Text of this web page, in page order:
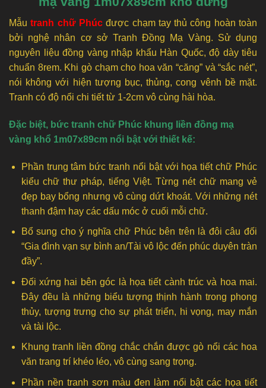
Mẫutranh chữ Phúc được chạm tay thủ công hoàn toàn
bởi nghệ nhân cơ sở Tranh Đồng Mạ Vàng. Sử dụng
nguyên liệu đồng vàng nhập khẩu Hàn Quốc, độ dày tiêu
chuẩn 8rem. Khi gò chạm cho hoa văn “căng” và “sắc nét”,
nói không với hiện tượng bục, thủng, cong vênh bề mặt.
Tranh có độ nổi chi tiết từ 1-2cm vô cùng hài hòa.
Đặc biệt, bức tranh chữ Phúc khung liền đồng mạ
vàng khổ 1m07x89cm nổi bật với thiết kế:
Phần trung tâm bức tranh nổi bật với họa tiết chữ Phúc
kiểu chữ thư pháp, tiếng Việt. Từng nét chữ mang vẻ
đẹp bay bổng nhưng vô cùng dứt khoát. Với những nét
thanh đậm hay các dấu móc ở cuối mỗi chữ.
Bổ sung cho ý nghĩa chữ Phúc bên trên là đôi câu đối
“Gia đình vạn sự bình an/Tài vô lộc đến phúc duyên tràn
đầy”.
Đối xứng hai bên góc là họa tiết cành trúc và hoa mai.
Đây đều là những biểu tượng thịnh hành trong phong
thủy, tượng trưng cho sự phát triển, hi vọng, may mắn
và tài lộc.
Khung tranh liền đồng chắc chắn được gò nổi các hoa
văn trang trí khéo léo, vô cùng sang trọng.
Phần nền tranh sơn màu đen làm nổi bật các họa tiết